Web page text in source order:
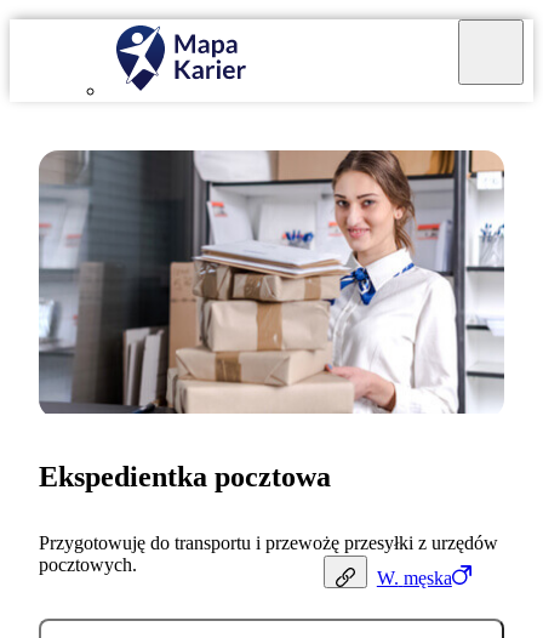
W. męska
Ekspedientka pocztowa
Przygotowuję do transportu i przewożę przesyłki z urzędów
pocztowych.